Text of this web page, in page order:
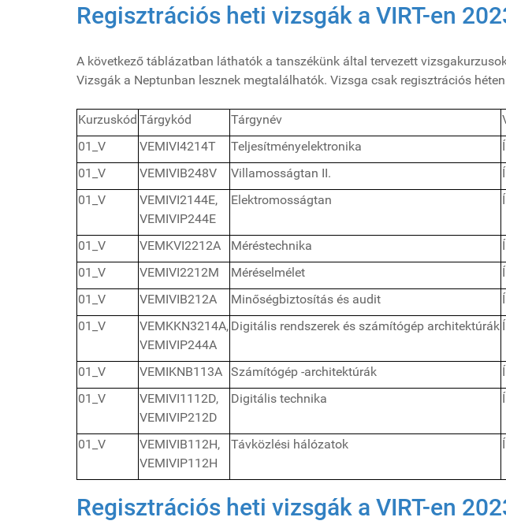
Regisztrációs heti vizsgák a VIRT-en
A következő táblázatban láthatók a tanszékünk által tervezett
Vizsgák a Neptunban lesznek megtalálhatók. Vizsga csak regisztrációs
Kurzuskód Tárgykód Tárgynév
01_V
VEMIVI4214T Teljesítményelektronika
01_V
VEMIVIB248V Villamosságtan II.
01_V
VEMIVI2144E,
VEMIVIP244E
Elektromosságtan
01_V VEMKVI2212A Méréstechnika
01_V
VEMIVI2212M Méréselmélet
01_V
VEMIVIB212A Minőségbiztosítás és audit
01_V
VEMKKN3214A,
VEMIVIP244A
Digitális rendszerek és számítógép architektúrák
01_V VEMIKNB113A Számítógép -architektúrák
01_V
VEMIVI1112D,
VEMIVIP212D
Digitális technika
01_V
VEMIVIB112H,
VEMIVIP112H
Távközlési hálózatok
Regisztrációs heti vizsgák a VIRT-en